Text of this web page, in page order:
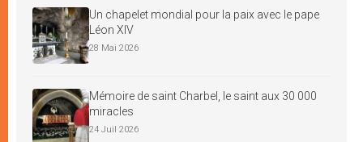
Un chapelet mondial pour la paix avec le pape
Léon XIV
28 Mai 2026
Mémoire de saint Charbel, le saint aux 30 000
miracles
24 Juil 2026